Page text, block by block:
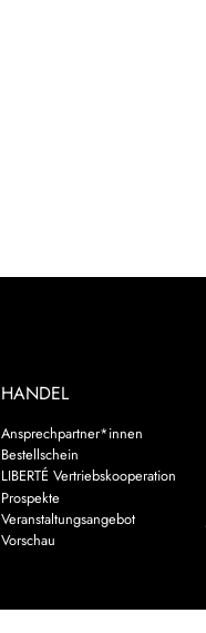
HANDEL
Ansprechpartner*innen
Bestellschein
LIBERTÉ Vertriebskooperation
Prospekte
Veranstaltungsangebot
Vorschau